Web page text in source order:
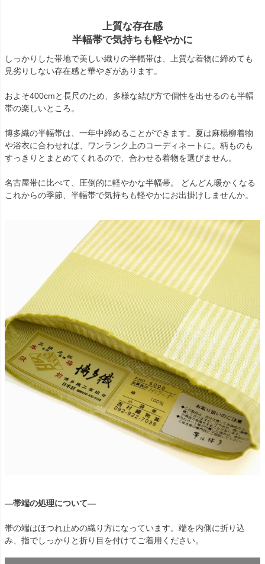
上質な存在感
半幅帯で気持ちも軽やかに
しっかりした帯地で美しい織りの半幅帯は、上質な着物に締めても
見劣りしない存在感と華やぎがあります。
およそ400cmと長尺のため、多様な結び方で個性を出せるのも半幅
帯の楽しいところ。
博多織の半幅帯は、一年中締めることができます。夏は麻楊柳着物
や浴衣に合わせれば、ワンランク上のコーディネートに。柄ものも
すっきりとまとめてくれるので、合わせる着物を選びません。
名古屋帯に比べて、圧倒的に軽やかな半幅帯。 どんどん暖かくなる
これからの季節、半幅帯で気持ちも軽やかにお出掛けしませんか。
―帯端の処理について―
帯の端はほつれ止めの織り方になっています。端を内側に折り込
み、指でしっかりと折り目を付けてご着用ください。